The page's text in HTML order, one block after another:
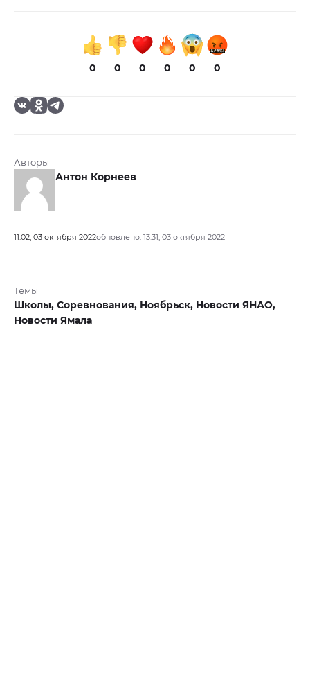
0 0 0 0 0 0
Авторы
Антон Корнеев
11:02, 03 октября 2022обновлено: 13:31, 03 октября 2022
Темы
Школы, Соревнования, Ноябрьск, Новости ЯНАО,
Новости Ямала